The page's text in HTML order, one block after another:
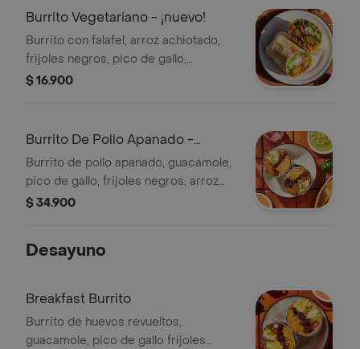
Burrito Vegetariano - ¡nuevo!
Burrito con falafel, arroz achiotado,
frijoles negros, pico de gallo,
guacamole, queso, lechuga, totopos
$ 16.900
Burrito De Pollo Apanado -
¡nuevo!
Burrito de pollo apanado, guacamole,
pico de gallo, frijoles negros, arroz
achiote, lechuga y queso.
$ 34.900
Desayuno
Breakfast Burrito
Burrito de huevos revueltos,
guacamole, pico de gallo frijoles